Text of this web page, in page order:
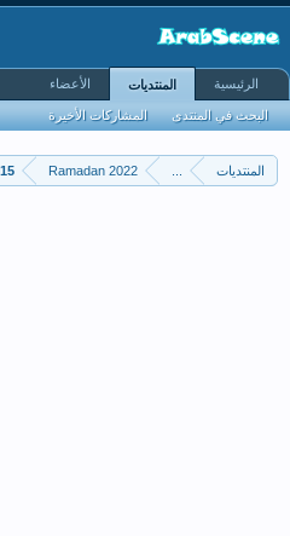
المنتديات Ramadan 2022
الرئيسية المنتديات
البحث في المنتدى المشاركات الأخيرة
الأعضاء